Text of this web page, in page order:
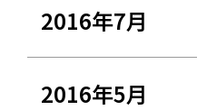
2016年7月
2016年5月